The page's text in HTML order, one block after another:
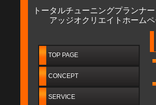
トータルチューニングプランナー
アッジオクリエイトホームペ
TOP PAGE
CONCEPT
SERVICE